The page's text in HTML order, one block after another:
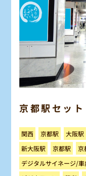
京都駅セット
関西 京都駅 大阪駅
新大阪駅 京都駅 京
デジタルサイネージ/